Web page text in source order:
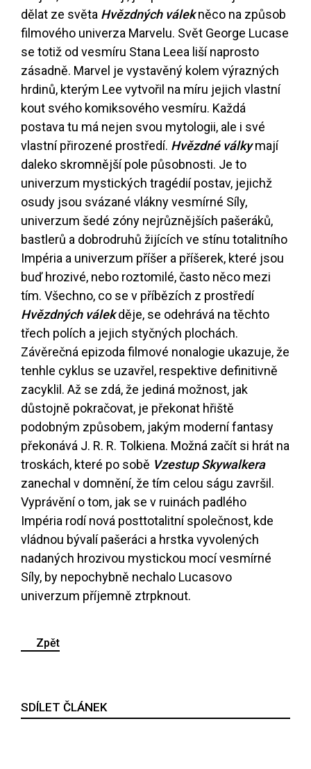
dělat ze světa Hvězdných válekněco na způsob
filmového univerza Marvelu. Svět George Lucase
se totiž od vesmíru Stana Leea liší naprosto
zásadně. Marvel je vystavěný kolem výrazných
hrdinů, kterým Lee vytvořil na míru jejich vlastní
kout svého komiksového vesmíru. Každá
postava tu má nejen svou mytologii, ale i své
vlastní přirozené prostředí. Hvězdné válkymají
daleko skromnější pole působnosti. Je to
univerzum mystických tragédií postav, jejichž
osudy jsou svázané vlákny vesmírné Síly,
univerzum šedé zóny nejrůznějších pašeráků,
bastlerů a dobrodruhů žijících ve stínu totalitního
Impéria a univerzum příšer a příšerek, které jsou
buď hrozivé, nebo roztomilé, často něco mezi
tím. Všechno, co se v příbězích z prostředí
Hvězdných válekděje, se odehrává na těchto
třech polích a jejich styčných plochách.
Závěrečná epizoda filmové nonalogie ukazuje, že
tenhle cyklus se uzavřel, respektive definitivně
zacyklil. Až se zdá, že jediná možnost, jak
důstojně pokračovat, je překonat hřiště
podobným způsobem, jakým moderní fantasy
překonává J. R. R. Tolkiena. Možná začít si hrát na
troskách, které po sobě Vzestup Skywalkera
zanechal v domnění, že tím celou ságu završil.
Vyprávění o tom, jak se v ruinách padlého
Impéria rodí nová posttotalitní společnost, kde
vládnou bývalí pašeráci a hrstka vyvolených
nadaných hrozivou mystickou mocí vesmírné
Síly, by nepochybně nechalo Lucasovo
univerzum příjemně ztrpknout.
Zpět
SDÍLET ČLÁNEK